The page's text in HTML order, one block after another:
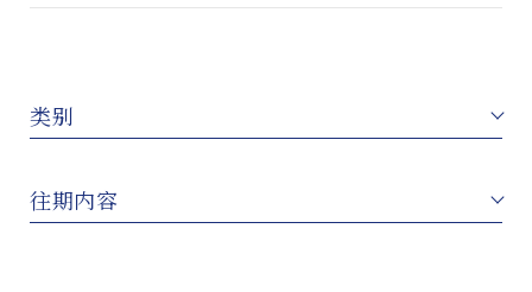
类别
往期内容